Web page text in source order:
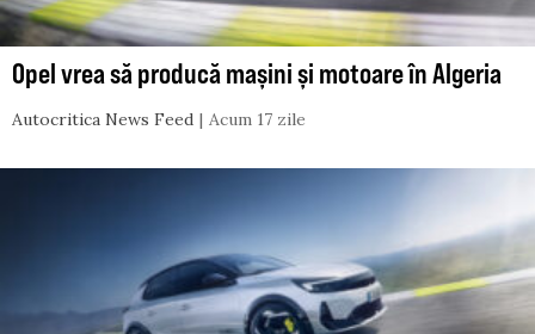
Opel vrea să producă mașini și motoare în Algeria
Autocritica News Feed Acum 17 zile